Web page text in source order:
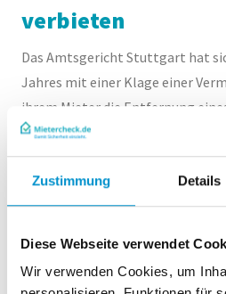
Zustimmung Details
Diese Webseite verwendet
Wir verwenden Cookies, um
verbieten
Das Amtsgericht Stuttgart hat
Jahres mit einer Klage einer
ihrem Mieter die Entfernung
angebrachten Balkonkraftwerks
urteilte, dass der
Wohnungseigentümerin zwar
müssen, diese die Zustimmung
die bauliche Maßnahme. Zudem